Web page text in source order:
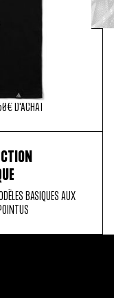
MÉTROPOLITAINE
D'ACHAT
BASIQUES AUX